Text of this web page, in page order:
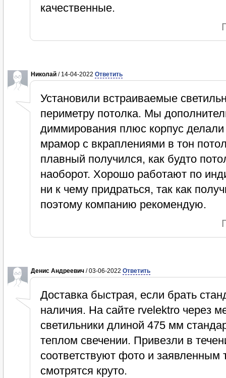
качественные.
Николай / 14-04-2022 Ответить
Установили встраиваемые
периметру потолка. Мы
диммирования плюс корпус делали
мрамор с вкраплениями в тон
плавный получился, как будто
наоборот. Хорошо работают по
ни к чему придраться, так как
поэтому компанию рекомендую.
Денис Андреевич / 03-06-2022 Ответить
Доставка быстрая, если брать
наличия. На сайте rvelektro через
светильники длиной 475 мм
теплом свечении. Привезли в
соответствуют фото и заявленным
смотрятся круто.